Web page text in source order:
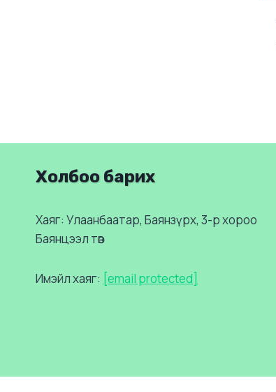
Холбоо барих
Хаяг: Улаанбаатар, Баянзүрх, 3-р хороо
Баянцээл төв
Имэйл хаяг: [email protected]